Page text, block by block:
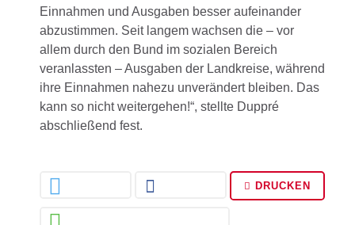
Einnahmen und Ausgaben besser aufeinander
abzustimmen. Seit langem wachsen die – vor
allem durch den Bund im sozialen Bereich
veranlassten – Ausgaben der Landkreise, während
ihre Einnahmen nahezu unverändert bleiben. Das
kann so nicht weitergehen!“, stellte Duppré
abschließend fest.
DRUCKEN